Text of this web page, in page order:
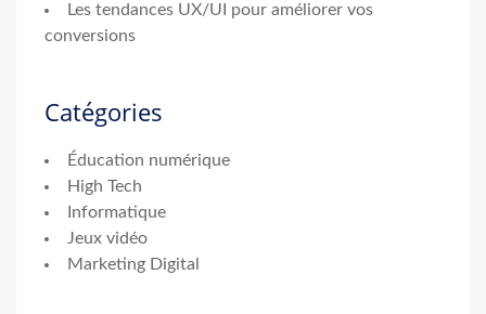
Les tendances UX/UI pour améliorer vos
conversions
Catégories
Éducation numérique
High Tech
Informatique
Jeux vidéo
Marketing Digital